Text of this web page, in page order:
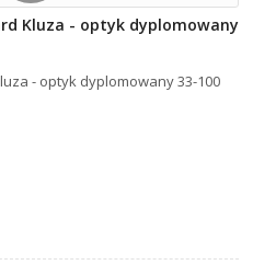
Kluza - optyk dyplomowany
- optyk dyplomowany 33-100